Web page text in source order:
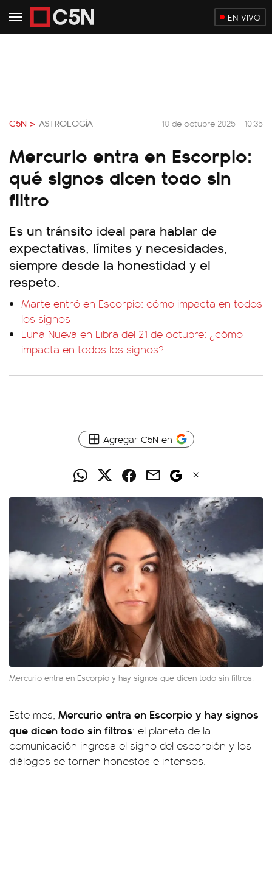
EN VIVO
C5N > ASTROLOGÍA 10 de octubre 2025 - 10:35
Mercurio entra en Escorpio:
qué signos dicen todo sin
filtro
Es un tránsito ideal para hablar de
expectativas, límites y necesidades,
siempre desde la honestidad y el
respeto.
Marte entró en Escorpio: cómo impacta en todos
los signos
Luna Nueva en Libra del 21 de octubre: ¿cómo
impacta en todos los signos?
Agregar C5N en
Mercurio entra en Escorpio y hay signos que dicen todo sin filtros.
Este mes, Mercurio entra en Escorpio y hay signos
que dicen todo sin filtros: el planeta de la
comunicación ingresa el signo del escorpión y los
diálogos se tornan honestos e intensos.